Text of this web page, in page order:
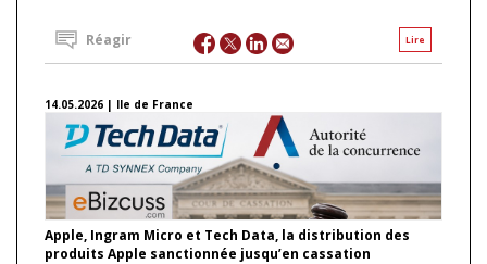
Lire
Réagir
14.05.2026 | Ile de France
Apple, Ingram Micro et Tech Data, la distribution des
produits Apple sanctionnée jusqu’en cassation